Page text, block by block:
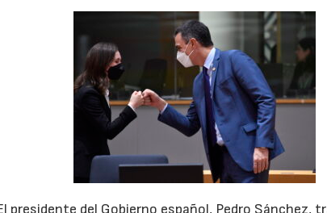
presidente del Gobierno español, Pedro Sánchez,